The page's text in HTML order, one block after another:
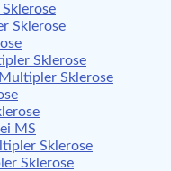
Sklerose
Sklerose
Sklerose
MS
Sklerose
Sklerose